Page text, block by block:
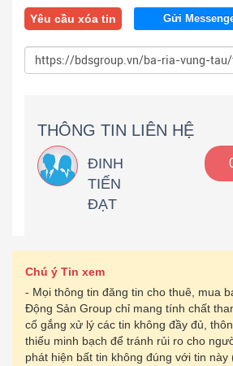
Yêu cầu xóa tin Gửi
THÔNG TIN LIÊN HỆ
ĐINH
TIẾN
ĐẠT
Chú ý Tin xem
- Mọi thông tin đăng tin cho thuê, mua
Động Sản Group chỉ mang tính chất
cố gắng xử lý các tin không đầy đủ,
thiếu minh bạch để tránh rủi ro cho
phát hiện bất tin không đúng với tin này